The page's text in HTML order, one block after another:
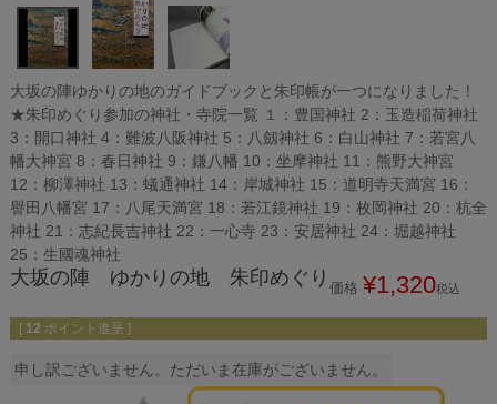
大坂の陣ゆかりの地のガイドブックと朱印帳が一つになりました！
★朱印めぐり参加の神社・寺院一覧 １：豊国神社 2：玉造稲荷神社
3：開口神社 4：難波八阪神社 5：八劔神社 6：白山神社 7：若宮八
幡大神宮 8：春日神社 9：鎌八幡 10：坐摩神社 11：熊野大神宮
12：柳澤神社 13：蟻通神社 14：岸城神社 15：道明寺天満宮 16：
譽田八幡宮 17：八尾天満宮 18：若江鏡神社 19：枚岡神社 20：杭全
神社 21：志紀長吉神社 22：一心寺 23：安居神社 24：堀越神社
25：生國魂神社
大坂の陣 ゆかりの地 朱印めぐり 価格 ¥1,320税込
[ 12 ポイント進呈 ]
申し訳ございません。ただいま在庫がございません。